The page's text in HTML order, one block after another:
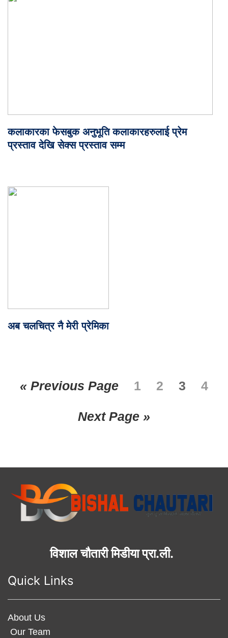
कलाकारका फेसबुक अनुभूति कलाकारहरुलाई प्रेम
प्रस्ताव देखि सेक्स प्रस्ताव सम्म
अब चलचित्र नै मेरी प्रेमिका
« Previous Page 1 2 3 4
Next Page »
विशाल चौतारी मिडीया प्रा.ली.
Quick Links
About Us
Our Team